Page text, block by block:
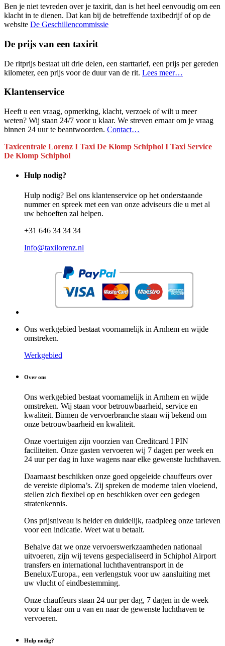
Ben je niet tevreden over je taxirit, dan is het heel eenvoudig om een
klacht in te dienen. Dat kan bij de betreffende taxibedrijf of op de
website De Geschillencommissie
De prijs van een taxirit
De ritprijs bestaat uit drie delen, een starttarief, een prijs per gereden
kilometer, een prijs voor de duur van de rit. Lees meer…
Klantenservice
Heeft u een vraag, opmerking, klacht, verzoek of wilt u meer
weten? Wij staan 24/7 voor u klaar. We streven ernaar om je vraag
binnen 24 uur te beantwoorden. Contact…
Taxicentrale Lorenz I Taxi De Klomp Schiphol I Taxi Service
De Klomp Schiphol
Hulp nodig?
Hulp nodig? Bel ons klantenservice op het onderstaande
nummer en spreek met een van onze adviseurs die u met al
uw behoeften zal helpen.
+31 646 34 34 34
Info@taxilorenz.nl
Ons werkgebied bestaat voornamelijk in Arnhem en wijde
omstreken.
Werkgebied
Over ons
Ons werkgebied bestaat voornamelijk in Arnhem en wijde
omstreken. Wij staan voor betrouwbaarheid, service en
kwaliteit. Binnen de vervoerbranche staan wij bekend om
onze betrouwbaarheid en kwaliteit.
Onze voertuigen zijn voorzien van Creditcard I PIN
faciliteiten. Onze gasten vervoeren wij 7 dagen per week en
24 uur per dag in luxe wagens naar elke gewenste luchthaven.
Daarnaast beschikken onze goed opgeleide chauffeurs over
de vereiste diploma’s. Zij spreken de moderne talen vloeiend,
stellen zich flexibel op en beschikken over een gedegen
stratenkennis.
Ons prijsniveau is helder en duidelijk, raadpleeg onze tarieven
voor een indicatie. Weet wat u betaalt.
Behalve dat we onze vervoerswerkzaamheden nationaal
uitvoeren, zijn wij tevens gespecialiseerd in Schiphol Airport
transfers en international luchthaventransport in de
Benelux/Europa., een verlengstuk voor uw aansluiting met
uw vlucht of eindbestemming.
Onze chauffeurs staan 24 uur per dag, 7 dagen in de week
voor u klaar om u van en naar de gewenste luchthaven te
vervoeren.
Hulp nodig?